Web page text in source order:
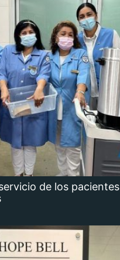
de los pacientes